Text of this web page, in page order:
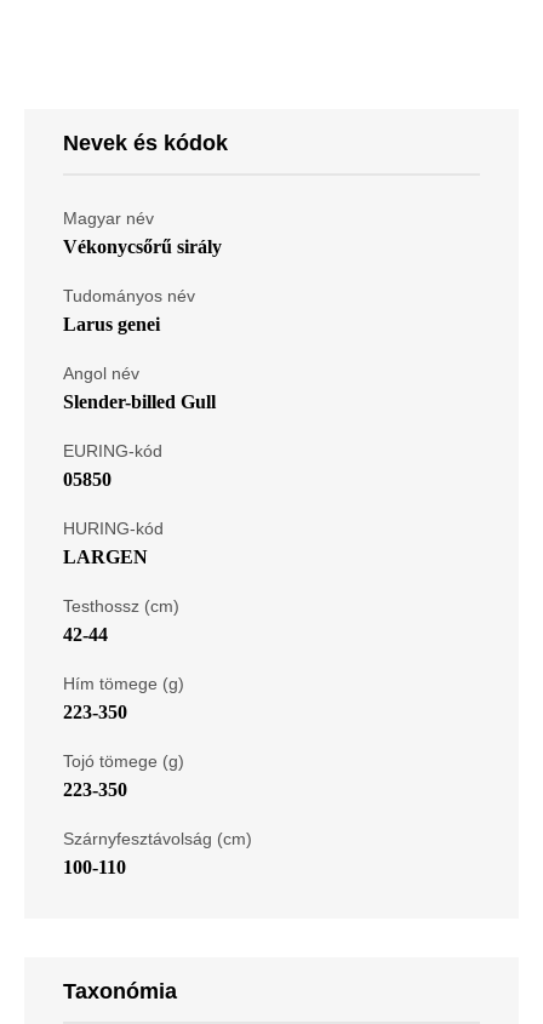
Nevek és kódok
Magyar név
Vékonycsőrű sirály
Tudományos név
Larus genei
Angol név
Slender-billed Gull
EURING-kód
05850
HURING-kód
LARGEN
Testhossz (cm)
42-44
Hím tömege (g)
223-350
Tojó tömege (g)
223-350
Szárnyfesztávolság (cm)
100-110
Taxonómia